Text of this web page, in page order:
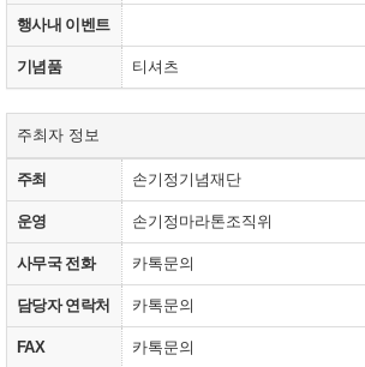
행사내 이벤트
기념품 티셔츠
주최자 정보
주최 손기정기념재단
운영 손기정마라톤조직위
사무국 전화 카톡문의
담당자 연락처 카톡문의
FAX 카톡문의